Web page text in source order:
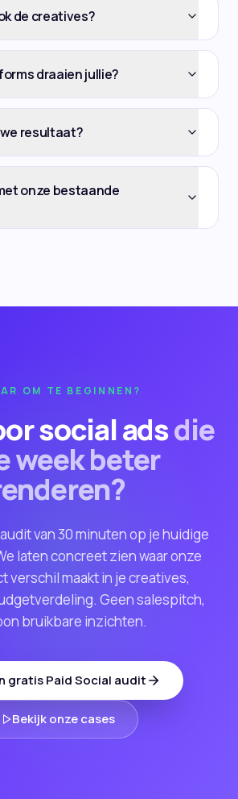
de creatives?
draaien jullie?
resultaat?
onze bestaande
OM TE BEGINNEN?
social adsdie
week beter
van 30 minuten op je huidige
laten concreet zien waar onze
verschil maakt in je creatives,
Geen salespitch,
bruikbare inzichten.
gratis Paid Social audit
Bekijk onze cases